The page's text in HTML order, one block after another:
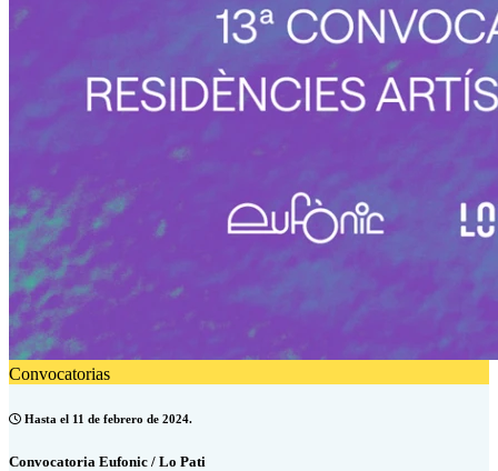
Convocatorias
Hasta el 11 de febrero de 2024.
Convocatoria Eufonic / Lo Pati